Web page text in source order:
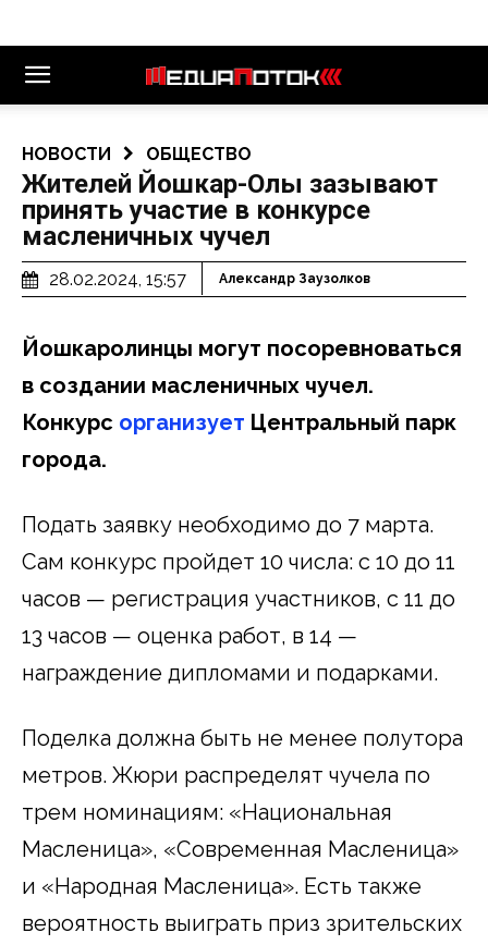
НОВОСТИ ОБЩЕСТВО
Жителей Йошкар-Олы зазывают
принять участие в конкурсе
масленичных чучел
28.02.2024, 15:57 Александр Заузолков
Йошкаролинцы могут посоревноваться
в создании масленичных чучел.
Конкурс организует Центральный парк
города.
Подать заявку необходимо до 7 марта.
Сам конкурс пройдет 10 числа: с 10 до 11
часов — регистрация участников, с 11 до
13 часов — оценка работ, в 14 —
награждение дипломами и подарками.
Поделка должна быть не менее полутора
метров. Жюри распределят чучела по
трем номинациям: «Национальная
Масленица», «Современная Масленица»
и «Народная Масленица». Есть также
вероятность выиграть приз зрительских